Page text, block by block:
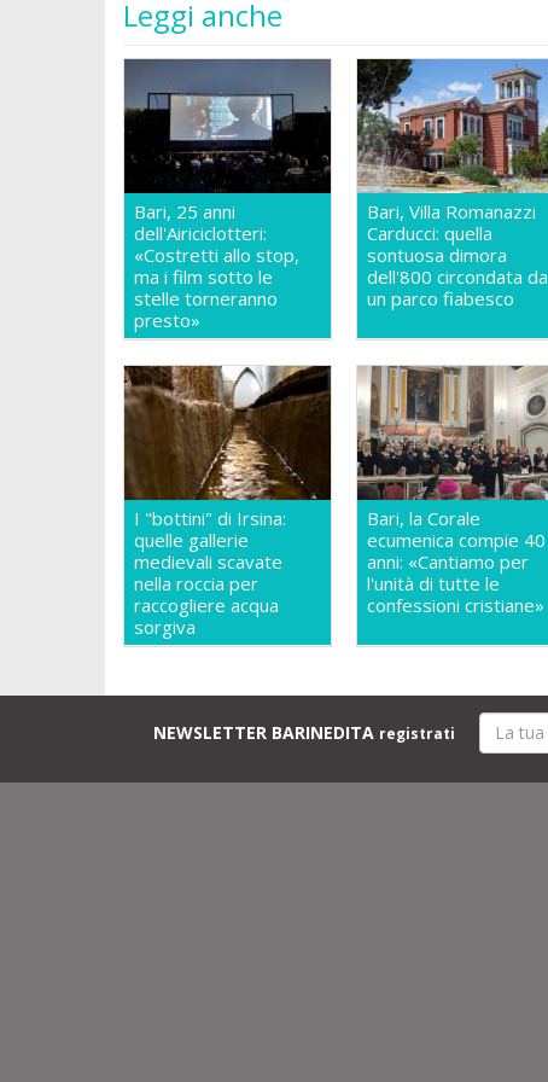
Leggi anche
Bari, 25 anni
dell'Airiciclotteri:
«Costretti allo stop,
ma i film sotto le
stelle torneranno
presto»
Bari, Villa Romanazzi
Carducci: quella
sontuosa dimora
dell'800 circondata da
un parco fiabesco
I "bottini" di Irsina:
quelle gallerie
medievali scavate
nella roccia per
raccogliere acqua
sorgiva
Bari, la Corale
ecumenica compie 40
anni: «Cantiamo per
l'unità di tutte le
confessioni cristiane»
NEWSLETTER BARINEDITA registrati